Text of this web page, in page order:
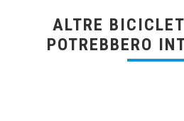
ALTRE
POTREBBERO